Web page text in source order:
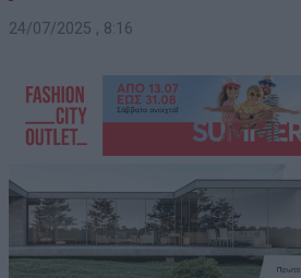
24/07/2025 , 8:16